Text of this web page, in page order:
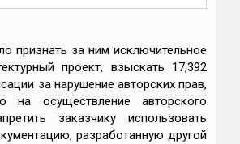
признать за ним исключительное
проект, взыскать 17,392
за нарушение авторских прав,
на осуществление авторского
заказчику использовать
разработанную другой